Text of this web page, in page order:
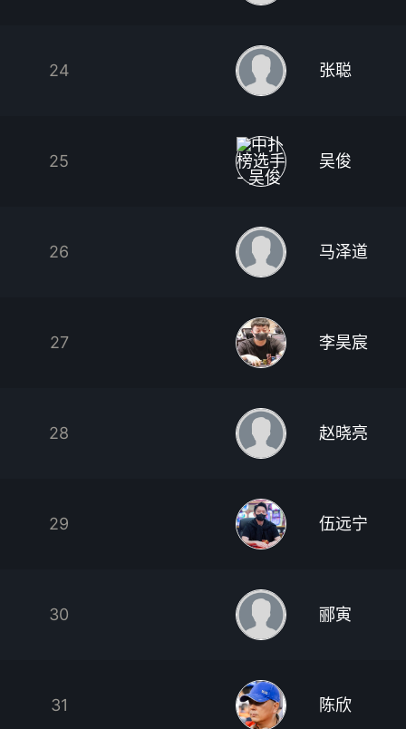
24 张聪
25 吴俊
26 马泽道
27 李昊宸
28 赵晓亮
29 伍远宁
30 郦寅
31 陈欣